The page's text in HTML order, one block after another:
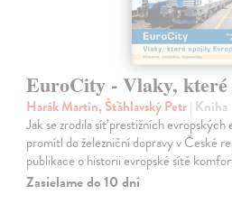
EuroCity - Vlaky,
Harák Martin, Šťáhlavský Petr| Kniha
Jak se zrodila síť prestižních evropských
promítl do železniční dopravy v České
publikace o historii evropské sítě
Zasielame do 10 dní